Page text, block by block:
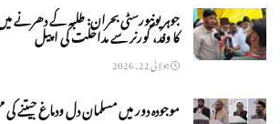
جوہر یونیورسٹی بحران: طلبہ کے دھرنے
کا وفد، گورنر سے مداخلت کی اپیل
جولائی 22, 2026
موجودہ دور میں مسلمان دل ودماغ جیتنے